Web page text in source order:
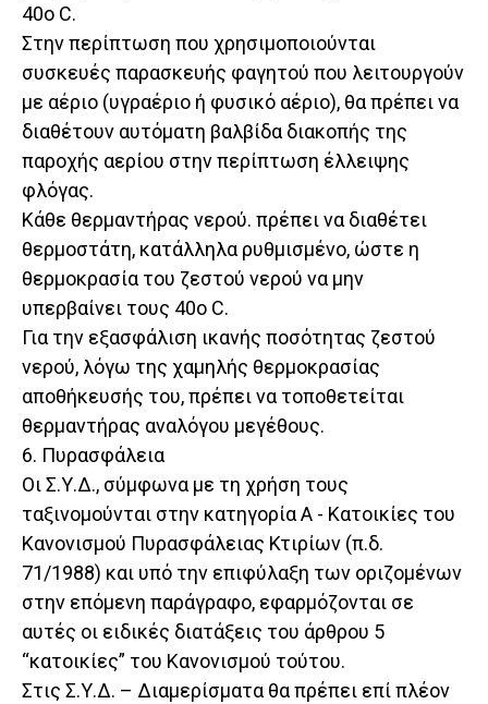
40ο C.
Στην περίπτωση που χρησιμοποιούνται
συσκευές παρασκευής φαγητού που λειτουργούν
με αέριο (υγραέριο ή φυσικό αέριο), θα πρέπει να
διαθέτουν αυτόματη βαλβίδα διακοπής της
παροχής αερίου στην περίπτωση έλλειψης
φλόγας.
Κάθε θερμαντήρας νερού. πρέπει να διαθέτει
θερμοστάτη, κατάλληλα ρυθμισμένο, ώστε η
θερμοκρασία του ζεστού νερού να μην
υπερβαίνει τους 40ο C.
Για την εξασφάλιση ικανής ποσότητας ζεστού
νερού, λόγω της χαμηλής θερμοκρασίας
αποθήκευσής του, πρέπει να τοποθετείται
θερμαντήρας αναλόγου μεγέθους.
6. Πυρασφάλεια
Οι Σ.Υ.Δ., σύμφωνα με τη χρήση τους
ταξινομούνται στην κατηγορία Α - Κατοικίες του
Κανονισμού Πυρασφάλειας Κτιρίων (π.δ.
71/1988) και υπό την επιφύλαξη των οριζομένων
στην επόμενη παράγραφο, εφαρμόζονται σε
αυτές οι ειδικές διατάξεις του άρθρου 5
“κατοικίες” του Κανονισμού τούτου.
Στις Σ.Υ.Δ. – Διαμερίσματα θα πρέπει επί πλέον